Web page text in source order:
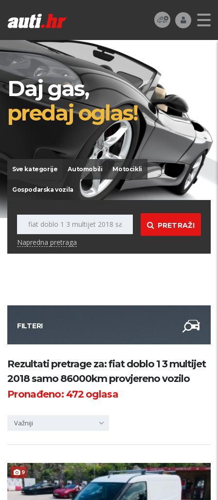
Daj gas,
predaj oglas!
Sve kategorije Automobili Motocikli
Gospodarska vozila
PRETRAŽI
Napredna pretraga
FILTERI
Kategorija
Županija
Rezultati pretrage za: fiat doblo 1 3 multijet
2018 samo 86000km provjereno vozilo
Pronađeno:472oglasa
Važniji
9 P
R
V
I
V
L
A
S
N
I
K